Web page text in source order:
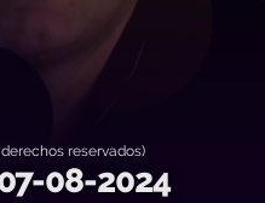
reservados)
08-2024